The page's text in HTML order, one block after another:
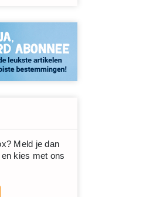
Meld je dan
kies met ons